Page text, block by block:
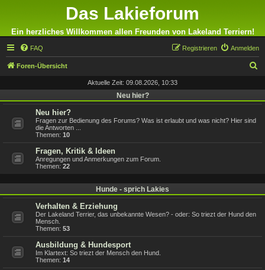
Das Lakieforum
Ein herzliches Willkommen allen Freunden von Lakeland Terriern!
FAQ Anmelden
Registrieren
Foren-Übersicht
Aktuelle Zeit: 09.08.2026, 10:33
Neu hier?
Neu hier?
Fragen zur Bedienung des Forums? Was ist erlaubt und was nicht? Hier sind
die Antworten ...
Themen: 10
Fragen, Kritik & Ideen
Anregungen und Anmerkungen zum Forum.
Themen: 22
Hunde - sprich Lakies
Verhalten & Erziehung
Der Lakeland Terrier, das unbekannte Wesen? - oder: So triezt der Hund den
Mensch.
Themen: 53
Ausbildung & Hundesport
Im Klartext: So triezt der Mensch den Hund.
Themen: 14